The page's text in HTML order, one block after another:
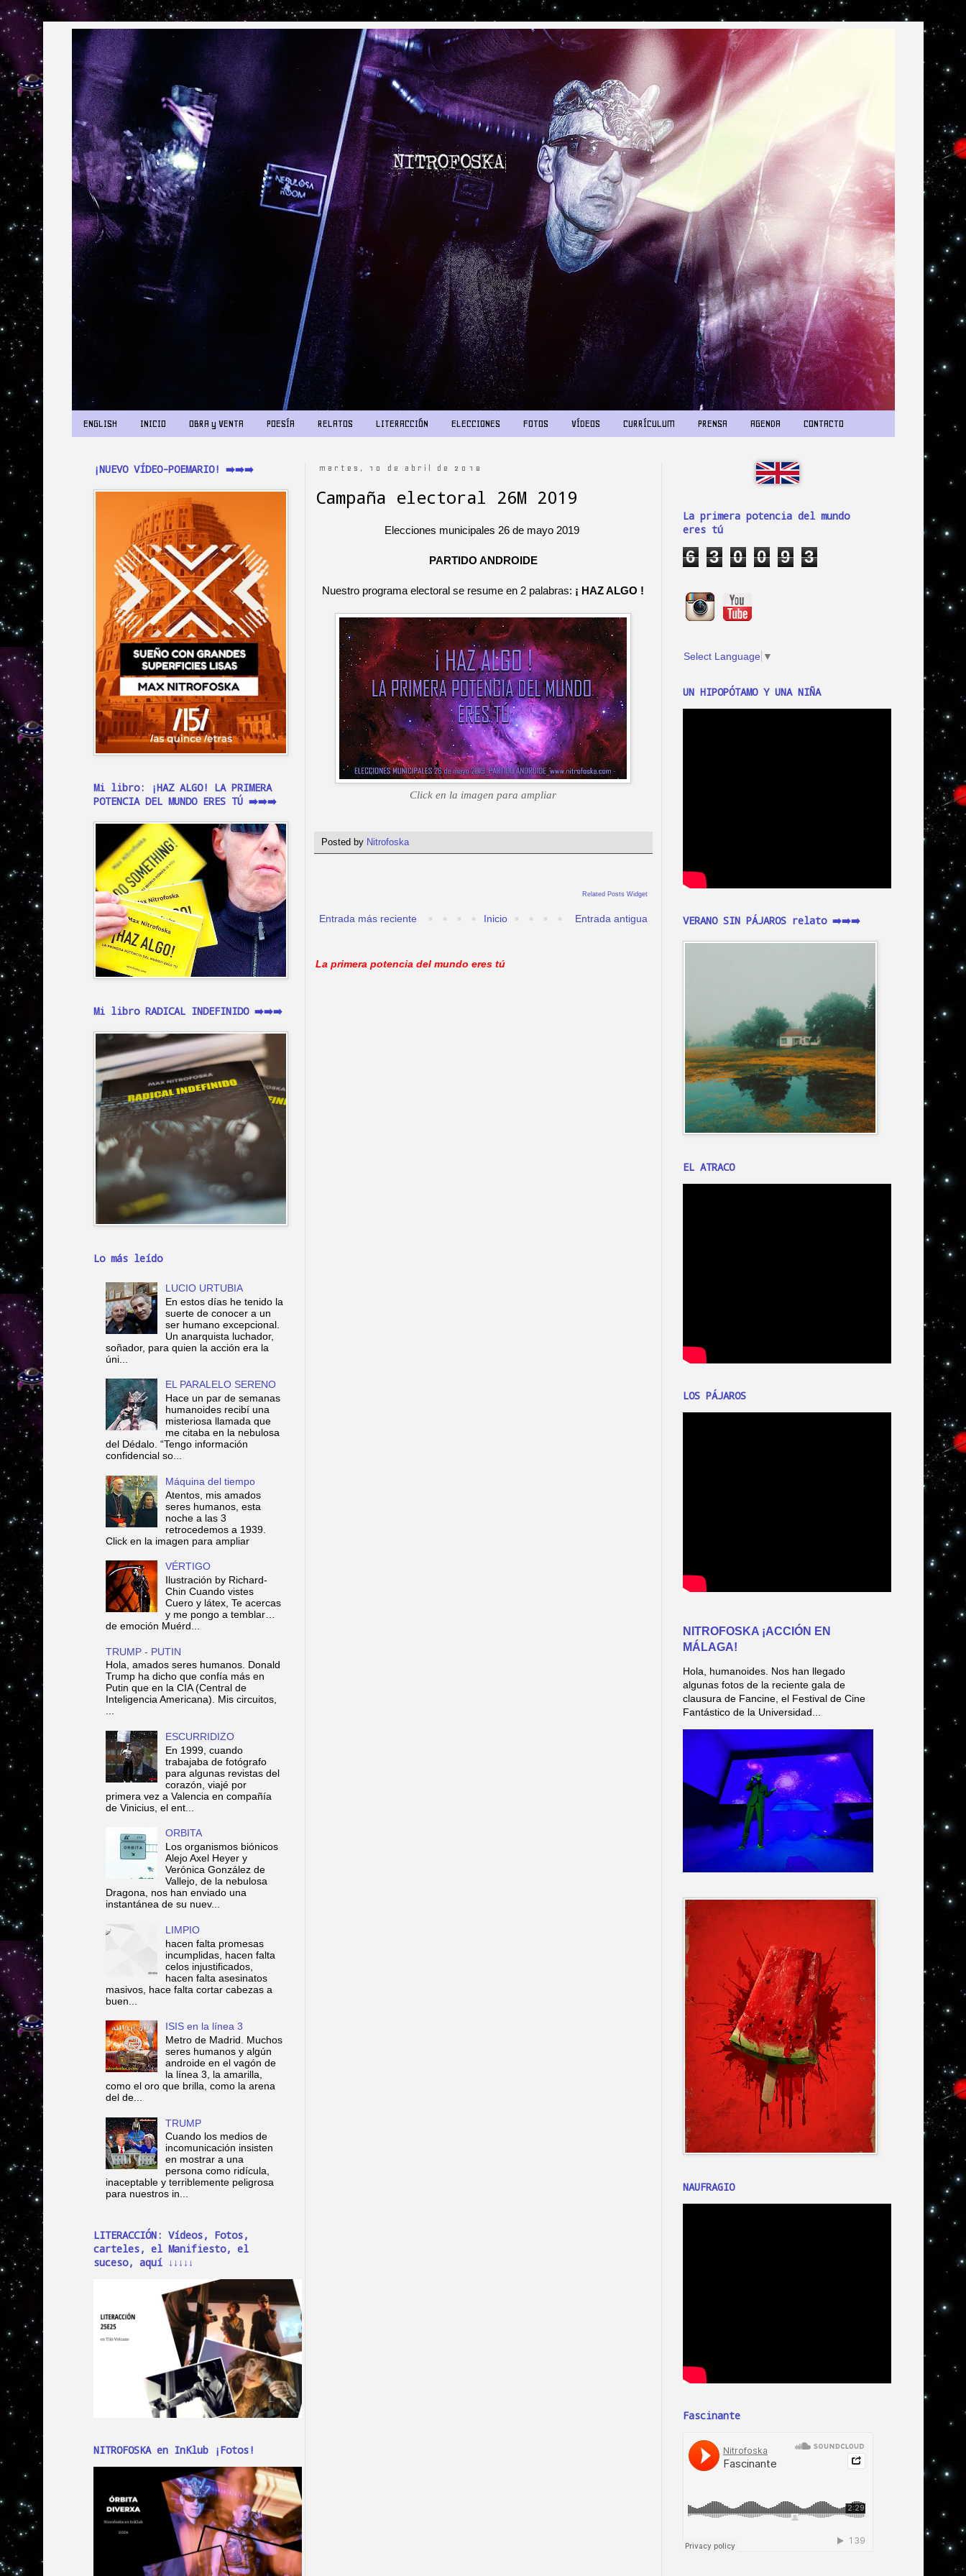
ENGLISH INICIO OBRA y VENTA POESÍA RELATOS LITERACCIÓN ELECCIONES FOTOS VÍDEOS CURRÍCULUM PRENSA AGENDA CONTACTO
martes, 10 de abril de 2018
Campaña electoral 26M 2019
Elecciones municipales 26 de mayo 2019
PARTIDO ANDROIDE
Nuestro programa electoral se resume en 2 palabras: ¡ HAZ ALGO !
Click en la imagen para ampliar
Posted by Nitrofoska
Related Posts Widget
Entrada más reciente Entrada antigua
Inicio
La primera potencia del mundo eres tú
¡NUEVO VÍDEO-POEMARIO! ➡️➡️➡️
Mi libro: ¡HAZ ALGO! LA PRIMERA
POTENCIA DEL MUNDO ERES TÚ ➡️➡️➡️
Mi libro RADICAL INDEFINIDO ➡️➡️➡️
Lo más leído
LUCIO URTUBIA
En estos días he tenido la
suerte de conocer a un
ser humano excepcional.
Un anarquista luchador,
soñador, para quien la acción era la
úni...
EL PARALELO SERENO
Hace un par de semanas
humanoides recibí una
misteriosa llamada que
me citaba en la nebulosa
del Dédalo. “Tengo información
confidencial so...
Máquina del tiempo
Atentos, mis amados
seres humanos, esta
noche a las 3
retrocedemos a 1939.
Click en la imagen para ampliar
VÉRTIGO
Ilustración by Richard-
Chin Cuando vistes
Cuero y látex, Te acercas
y me pongo a temblar…
de emoción Muérd...
TRUMP - PUTIN
Hola, amados seres humanos. Donald
Trump ha dicho que confía más en
Putin que en la CIA (Central de
Inteligencia Americana). Mis circuitos,
...
ESCURRIDIZO
En 1999, cuando
trabajaba de fotógrafo
para algunas revistas del
corazón, viajé por
primera vez a Valencia en compañía
de Vinicius, el ent...
ORBITA
Los organismos biónicos
Alejo Axel Heyer y
Verónica González de
Vallejo, de la nebulosa
Dragona, nos han enviado una
instantánea de su nuev...
LIMPIO
hacen falta promesas
incumplidas, hacen falta
celos injustificados,
hacen falta asesinatos
masivos, hace falta cortar cabezas a
buen...
ISIS en la línea 3
Metro de Madrid. Muchos
seres humanos y algún
androide en el vagón de
la línea 3, la amarilla,
como el oro que brilla, como la arena
del de...
TRUMP
Cuando los medios de
incomunicación insisten
en mostrar a una
persona como ridícula,
inaceptable y terriblemente peligrosa
para nuestros in...
LITERACCIÓN: Vídeos, Fotos,
carteles, el Manifiesto, el
suceso, aquí ↓↓↓↓↓
NITROFOSKA en InKlub ¡Fotos!
La primera potencia del mundo
eres tú
6 3 0 0 9 3
Select Language ▼
UN HIPOPÓTAMO Y UNA NIÑA
VERANO SIN PÁJAROS relato ➡️➡️➡️
EL ATRACO
LOS PÁJAROS
NITROFOSKA ¡ACCIÓN EN
MÁLAGA!
Hola, humanoides. Nos han llegado
algunas fotos de la reciente gala de
clausura de Fancine, el Festival de Cine
Fantástico de la Universidad...
NAUFRAGIO
Fascinante